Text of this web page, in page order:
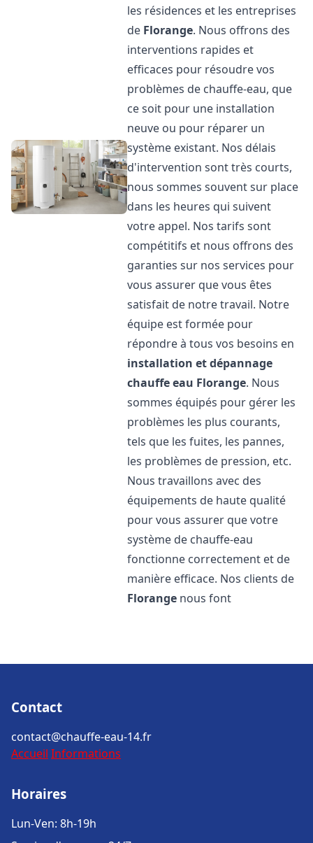
les résidences et les entreprises
de Florange. Nous offrons des
interventions rapides et
efficaces pour résoudre vos
problèmes de chauffe-eau, que
ce soit pour une installation
neuve ou pour réparer un
système existant. Nos délais
d'intervention sont très courts,
nous sommes souvent sur place
dans les heures qui suivent
votre appel. Nos tarifs sont
compétitifs et nous offrons des
garanties sur nos services pour
vous assurer que vous êtes
satisfait de notre travail. Notre
équipe est formée pour
répondre à tous vos besoins en
installation et dépannage
chauffe eau Florange. Nous
sommes équipés pour gérer les
problèmes les plus courants,
tels que les fuites, les pannes,
les problèmes de pression, etc.
Nous travaillons avec des
équipements de haute qualité
pour vous assurer que votre
système de chauffe-eau
fonctionne correctement et de
manière efficace. Nos clients de
Florange nous font
Contact
contact@chauffe-eau-14.fr
Accueil Informations
Horaires
Lun-Ven: 8h-19h